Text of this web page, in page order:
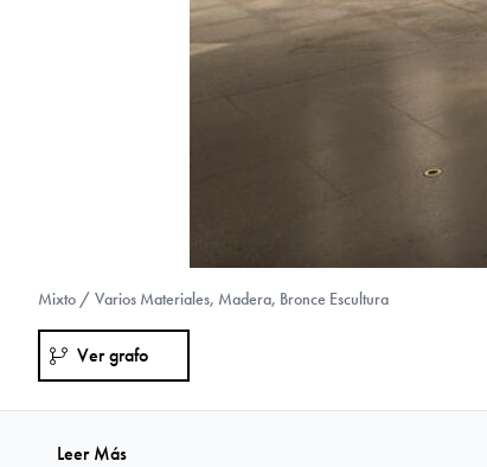
Mixto / Varios Materiales, Madera, Bronce Escultura
Ver grafo
Leer Más